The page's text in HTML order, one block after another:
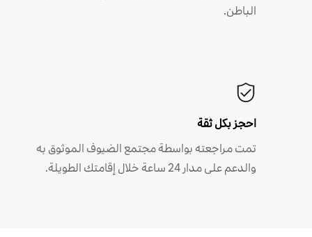
الباطن.
احجز بكل ثقة
تمت مراجعته بواسطة مجتمع الضيوف الموثوق به
والدعم على مدار 24 ساعة خلال إقامتك الطويلة.